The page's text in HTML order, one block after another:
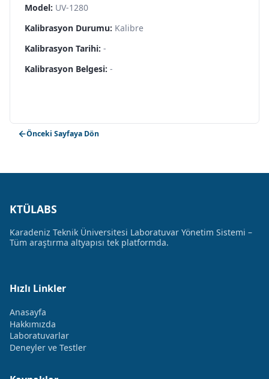
Model: UV-1280
Kalibrasyon Durumu: Kalibre
Kalibrasyon Tarihi: -
Kalibrasyon Belgesi: -
Önceki Sayfaya Dön
KTÜLABS
Karadeniz Teknik Üniversitesi Laboratuvar Yönetim Sistemi –
Tüm araştırma altyapısı tek platformda.
Hızlı Linkler
Anasayfa
Hakkımızda
Laboratuvarlar
Deneyler ve Testler